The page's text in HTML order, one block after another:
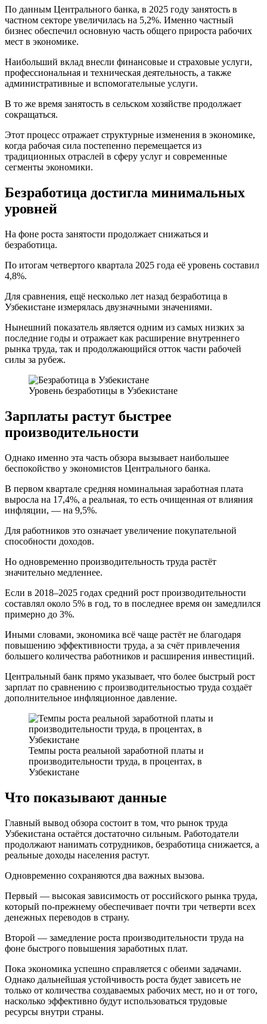
По данным Центрального банка, в 2025 году занятость в
частном секторе увеличилась на 5,2%. Именно частный
бизнес обеспечил основную часть общего прироста рабочих
мест в экономике.
Наибольший вклад внесли финансовые и страховые услуги,
профессиональная и техническая деятельность, а также
административные и вспомогательные услуги.
В то же время занятость в сельском хозяйстве продолжает
сокращаться.
Этот процесс отражает структурные изменения в экономике,
когда рабочая сила постепенно перемещается из
традиционных отраслей в сферу услуг и современные
сегменты экономики.
Безработица достигла минимальных
уровней
На фоне роста занятости продолжает снижаться и
безработица.
По итогам четвертого квартала 2025 года её уровень составил
4,8%.
Для сравнения, ещё несколько лет назад безработица в
Узбекистане измерялась двузначными значениями.
Нынешний показатель является одним из самых низких за
последние годы и отражает как расширение внутреннего
рынка труда, так и продолжающийся отток части рабочей
силы за рубеж.
Уровень безработицы в Узбекистане
Зарплаты растут быстрее
производительности
Однако именно эта часть обзора вызывает наибольшее
беспокойство у экономистов Центрального банка.
В первом квартале средняя номинальная заработная плата
выросла на 17,4%, а реальная, то есть очищенная от влияния
инфляции, — на 9,5%.
Для работников это означает увеличение покупательной
способности доходов.
Но одновременно производительность труда растёт
значительно медленнее.
Если в 2018–2025 годах средний рост производительности
составлял около 5% в год, то в последнее время он замедлился
примерно до 3%.
Иными словами, экономика всё чаще растёт не благодаря
повышению эффективности труда, а за счёт привлечения
большего количества работников и расширения инвестиций.
Центральный банк прямо указывает, что более быстрый рост
зарплат по сравнению с производительностью труда создаёт
дополнительное инфляционное давление.
Темпы роста реальной заработной платы и
производительности труда, в процентах, в
Узбекистане
Что показывают данные
Главный вывод обзора состоит в том, что рынок труда
Узбекистана остаётся достаточно сильным. Работодатели
продолжают нанимать сотрудников, безработица снижается, а
реальные доходы населения растут.
Одновременно сохраняются два важных вызова.
Первый — высокая зависимость от российского рынка труда,
который по-прежнему обеспечивает почти три четверти всех
денежных переводов в страну.
Второй — замедление роста производительности труда на
фоне быстрого повышения заработных плат.
Пока экономика успешно справляется с обеими задачами.
Однако дальнейшая устойчивость роста будет зависеть не
только от количества создаваемых рабочих мест, но и от того,
насколько эффективно будут использоваться трудовые
ресурсы внутри страны.